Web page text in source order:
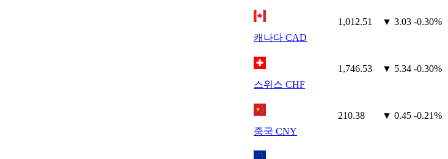
캐나다 CAD
1,012.51 ▼ 3.03 -0.30%
스위스 CHF
1,746.53 ▼ 5.34 -0.30%
중국 CNY
210.38 ▼ 0.45 -0.21%